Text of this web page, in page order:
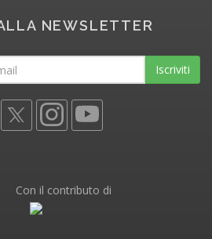
NEWSLETTER
Iscriviti
Con il contributo di